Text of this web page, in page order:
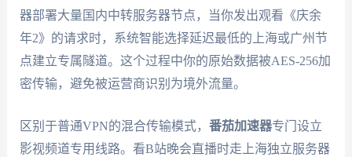
器部署大量国内中转服务器节点，当你发出观看《庆余
年2》的请求时，系统智能选择延迟最低的上海或广州节
点建立专属隧道。这个过程中你的原始数据被AES-256加
密传输，避免被运营商识别为境外流量。
区别于普通VPN的混合传输模式， 番茄加速器专门设立
影视频道专用线路。看B站晚会直播时走上海独立服务器